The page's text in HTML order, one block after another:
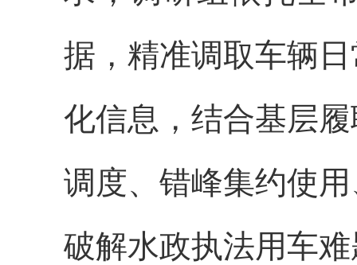
据，精准调取车辆
化信息，结合基层
调度、错峰集约使
破解水政执法用车